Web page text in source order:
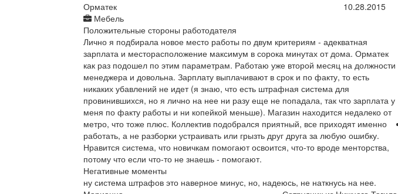
Орматек
Мебель
10.28.2015
Положительные стороны работодателя
Лично я подбирала новое место работы по двум критериям - адекватная
зарплата и месторасположение максимум в сорока минутах от дома. Орматек
как раз подошел по этим параметрам. Работаю уже второй месяц на должности
менеджера и довольна. Зарплату выплачивают в срок и по факту, то есть
никаких убавлений не идет (я знаю, что есть штрафная система для
провинившихся, но я лично на нее ни разу еще не попадала, так что зарплата у
меня по факту работы и ни копейкой меньше). Магазин находится недалеко от
метро, что тоже плюс. Коллектив подобрался приятный, все приходят именно
работать, а не разборки устраивать или грызть друг друга за любую ошибку.
Нравится система, что новичкам помогают освоится, что-то вроде менторства,
потому что если что-то не знаешь - помогают.
Негативные моменты
ну система штрафов это наверное минус, но, надеюсь, не наткнусь на нее.